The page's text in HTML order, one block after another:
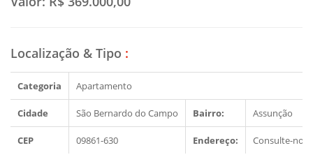
Localização & Tipo :
Categoria Apartamento
Cidade São Bernardo do Campo Bairro: Assunção
CEP 09861-630 Endereço: Consulte-nos